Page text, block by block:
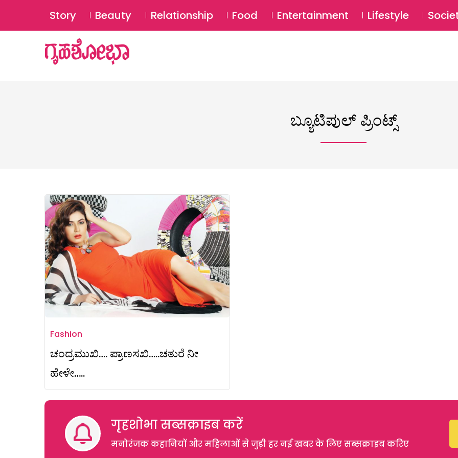
Story Beauty Relationship Food Entertainment Lifestyle
ಬ್ಯೂಟಿಪುಲ್ ಪ್ರಿಂಟ್ಸ್
Fashion
ಚಂದ್ರಮುಖಿ…. ಪ್ರಾಣಸಖಿ…..ಚತುರೆ ನೀ
ಹೇಳೇ…..
गृहशोभा सब्सक्राइब करें
मनोरंजक कहानियों और महिलाओं से जुड़ी हर नई खबर के लिए सब्सक्राइब करिए